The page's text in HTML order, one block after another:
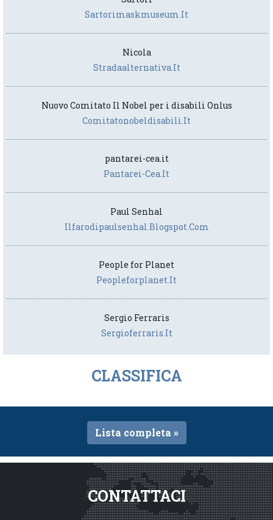
Sartorimaskmuseum.it
Nicola
Stradaalternativa.it
Nuovo Comitato Il Nobel per i disabili Onlus
Comitatonobeldisabili.it
pantarei-cea.it
Pantarei-Cea.it
Paul Senhal
Ilfarodipaulsenhal.blogspot.com
People for Planet
Peopleforplanet.it
Sergio Ferraris
Sergioferraris.it
CLASSIFICA
Lista completa »
CONTATTACI